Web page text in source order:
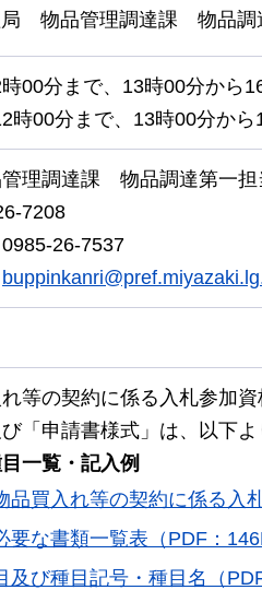
物品管理調達課 物品調
00分まで、13時00分から
時00分まで、13時00分か
管理調達課 物品調達第一担
7208
26-7537
れ等の契約に係る入札参加
「申請書様式」は、以下よ
一覧・記入例
品買入れ等の契約に係る入
要な書類一覧表（PDF：
及び種目記号・種目名（